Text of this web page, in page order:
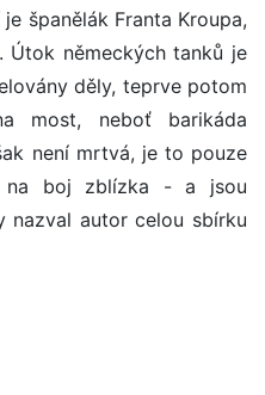
španělák Franta Kroupa,
Útok německých tanků je
děly, teprve potom
most, neboť barikáda
není mrtvá, je to pouze
na boj zblízka - a jsou
nazval autor celou sbírku